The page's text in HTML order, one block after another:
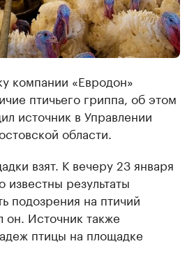
компании «Евродон»
птичьего гриппа, об этом
источник в Управлении
области.
взят. К вечеру 23 января
известны результаты
подозрения на птичий
он. Источник также
птицы на площадке